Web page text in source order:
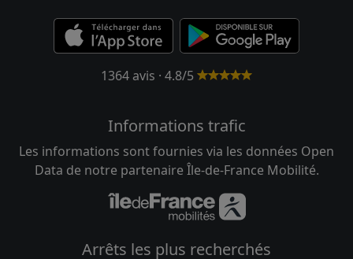
1364 avis · 4.8/5
Informations trafic
Les informations sont fournies via les données Open
Data de notre partenaire Île-de-France Mobilité.
Arrêts les plus recherchés